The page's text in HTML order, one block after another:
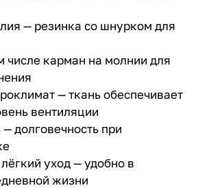
— резинка со шнурком для
числе карман на молнии для
— ткань обеспечивает
вентиляции
долговечность при
уход — удобно в
жизни